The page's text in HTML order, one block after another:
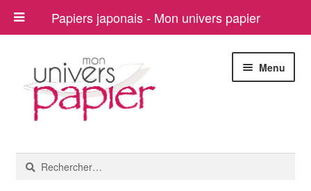
Papiers japonais - Mon univers papier
navigation
contenu
Menu
le
Rechercher :